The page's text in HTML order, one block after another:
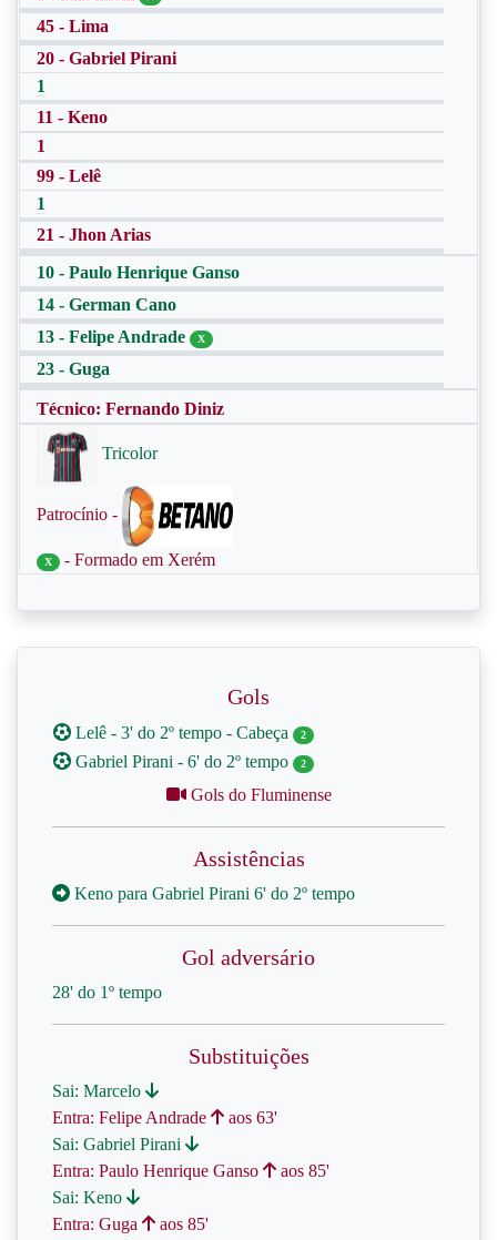
45 - Lima
20 - Gabriel Pirani
1
11 - Keno
1
99 - Lelê
1
21 - Jhon Arias
10 - Paulo Henrique Ganso
14 - German Cano
13 - Felipe Andrade
X
23 - Guga
Técnico: Fernando Diniz
Tricolor
Patrocínio -
X - Formado em Xerém
Gols
Lelê - 3' do 2º tempo - Cabeça 2
Gabriel Pirani - 6' do 2º tempo 2
Gols do Fluminense
Assistências
Keno para Gabriel Pirani 6' do 2º tempo
Gol adversário
28' do 1º tempo
Substituições
Sai: Marcelo
Entra: Felipe Andrade
aos 63'
Sai: Gabriel Pirani
Entra: Paulo Henrique Ganso
aos 85'
Sai: Keno
Entra: Guga
aos 85'